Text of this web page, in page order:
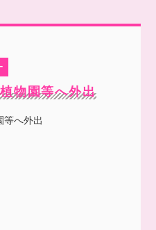
物園等へ外出